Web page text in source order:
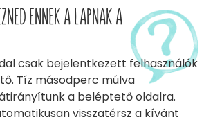
ENNEK A LAPNAK A
csak bejelentkezett felhasználók
Tíz másodperc múlva
a beléptető oldalra.
visszatérsz a kívánt